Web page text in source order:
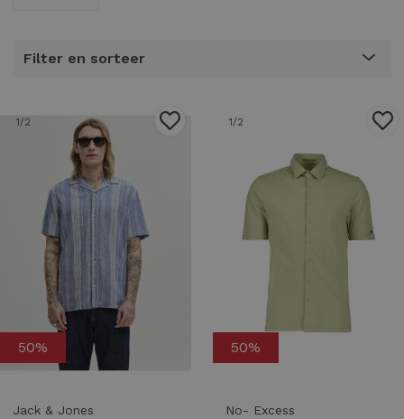
Filter en sorteer
1/2
50%
Jack & Jones
1/2
50%
No- Excess